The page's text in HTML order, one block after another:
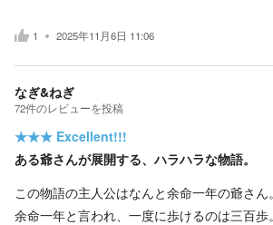
1 2025年11月6日 11:06
なぎ&ねぎ
72件のレビューを投稿
★★★ Excellent!!!
ある爺さんが展開する、ハラハラな物語。
この物語の主人公はなんと余命一年の爺さん。
余命一年と言われ、一度に歩けるのは三百歩。